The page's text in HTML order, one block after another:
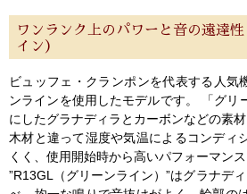
ワンランク上のパワーと音の遠達
イン）
ビュッフェ・クランポンを代表する人気
ンラインを使用したモデルです。 「グリ
にしたグラナディラとカーボンなどの素材
木材と違って湿度や気温によるコンディ
くく、使用開始時から高いパフォーマンス
”R13GL（グリーンライン）”はグラナデ